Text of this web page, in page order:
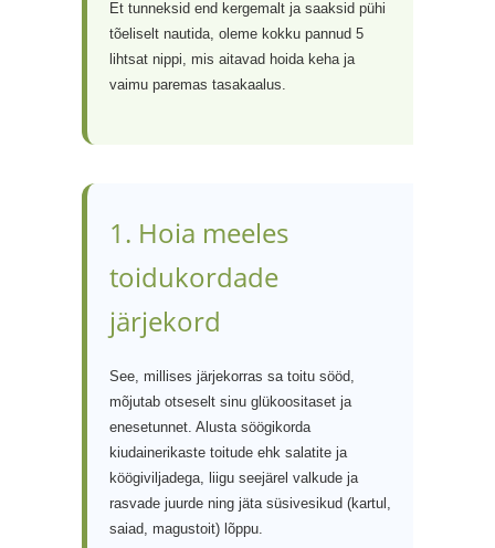
Et tunneksid end kergemalt ja saaksid pühi
tõeliselt nautida, oleme kokku pannud 5
lihtsat nippi, mis aitavad hoida keha ja
vaimu paremas tasakaalus.
1. Hoia meeles
toidukordade
järjekord
See, millises järjekorras sa toitu sööd,
mõjutab otseselt sinu glükoositaset ja
enesetunnet. Alusta söögikorda
kiudainerikaste toitude ehk salatite ja
köögiviljadega, liigu seejärel valkude ja
rasvade juurde ning jäta süsivesikud (kartul,
saiad, magustoit) lõppu.